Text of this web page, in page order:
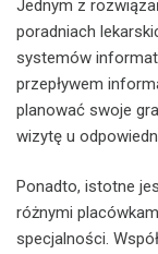
Jednym z
poradniach
systemów
przepływem
planować swoje
wizytę u
Ponadto, istotne
różnymi
specjalności.